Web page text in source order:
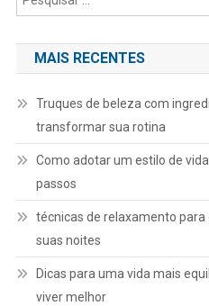
MAIS RECENTES
Truques de beleza com
transformar sua rotina
Como adotar um estilo de
passos
técnicas de relaxamento
suas noites
Dicas para uma vida mais
viver melhor